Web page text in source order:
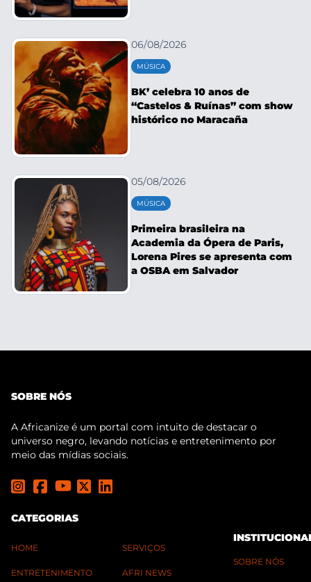
06/08/2026
MÚSICA
BK’ celebra 10 anos de
“Castelos & Ruínas” com show
histórico no Maracaña
05/08/2026
MÚSICA
Primeira brasileira na
Academia da Ópera de Paris,
Lorena Pires se apresenta com
a OSBA em Salvador
SOBRE NÓS
A Africanize é um portal com intuito de destacar o
universo negro, levando notícias e entretenimento por
meio das mídias sociais.
CATEGORIAS
HOME
ENTRETENIMENTO
SERVIÇOS
AFRI NEWS
SOBRE NÓS